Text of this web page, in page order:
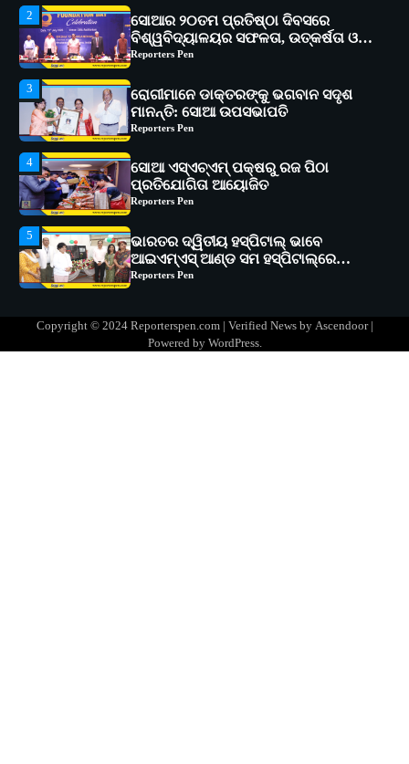
3
ରୋଗୀମାନେ ଡାକ୍ତରଙ୍କୁ ଭଗବାନ ସଦୃଶ
ମାନନ୍ତି: ସୋଆ ଉପସଭାପତି
Reporters Pen
4
ସୋଆ ଏସ୍‌ଏଚ୍‌ଏମ୍ ପକ୍ଷରୁ ରଜ ପିଠା
ପ୍ରତିଯୋଗିତା ଆୟୋଜିତ
Reporters Pen
5
ଭାରତର ଦ୍ୱିତୀୟ ହସ୍ପିଟାଲ୍ ଭାବେ
ଆଇଏମ୍‌ଏସ୍ ଆଣ୍ଡ ସମ ହସ୍ପିଟାଲ୍‌ରେ
ଅତ୍ୟାଧୁନିକ ଡିଜିସ୍କାନର ସ୍ଥାପନ
Reporters Pen
1
ସୋଆ ପକ୍ଷରୁ ରାୱେ କାର୍ଯ୍ୟକ୍ରମ ଅଧୀନରେ
୧୧ଟି ଗ୍ରାମରେ ୧୬ଟି କୃଷକ ପ୍ରଶିକ୍ଷଣ
କାର୍ଯ୍ୟକ୍ରମ ଆୟୋଜିତ
Reporters Pen
ବିଶ୍ୱବିଦ୍ୟାଳୟର ସଫଳତା, ଉତ୍କର୍ଷତା ଓ
ଅଗ୍ରଗତିର ସ୍ମୃତିଚାରଣ
Reporters Pen
Copyright © 2024 Reporterspen.com | Verified News by Ascendoor|
Powered by WordPress.